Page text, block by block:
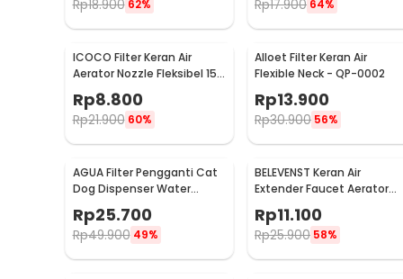
Rp18.900 62% Rp17.900 64%
ICOCO Filter Keran Air
Aerator Nozzle Fleksibel 15
cm - ZM637
Rp8.800
Rp21.900 60%
Alloet Filter Keran Air
Flexible Neck - QP-0002
Rp13.900
Rp30.900 56%
AGUA Filter Pengganti Cat
Dog Dispenser Water
Rp25.700
Rp49.900 49%
BELEVENST Keran Air
Extender Faucet Aerator
Rp11.100
Rp25.900 58%